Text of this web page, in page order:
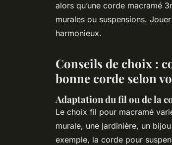
alors qu’une corde macramé
murales ou suspensions.
harmonieux.
Conseils de choix :
bonne corde selon
Adaptation du fil ou de la
Le choix fil pour macramé
murale, une jardinière, un
exemple, la corde pour